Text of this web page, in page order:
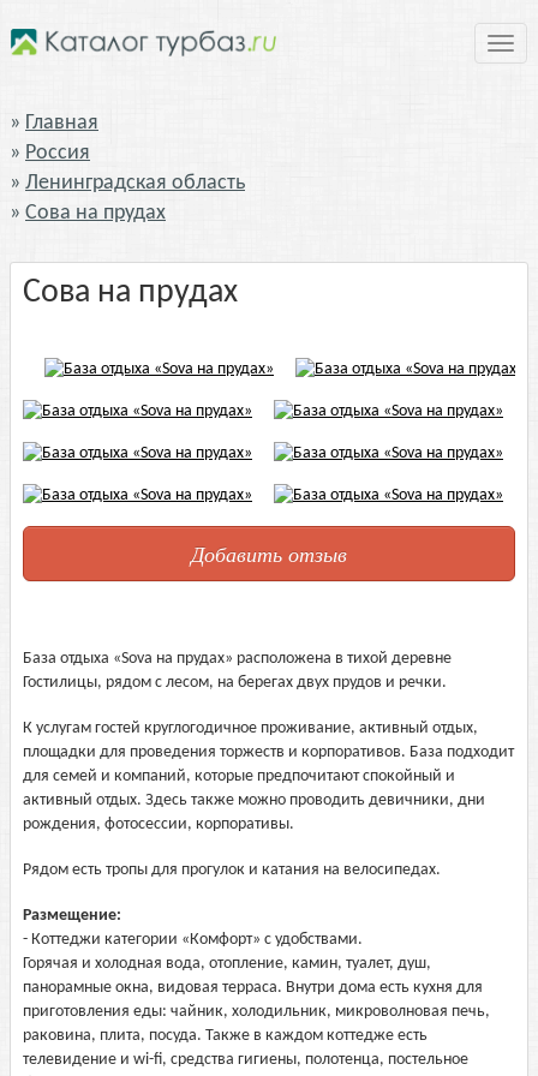
Главная
Россия
Ленинградская область
Сова на прудах
Сова на прудах
Добавить отзыв
База отдыха «Sova на прудах» расположена в тихой деревне
Гостилицы, рядом с лесом, на берегах двух прудов и речки.
К услугам гостей круглогодичное проживание, активный отдых,
площадки для проведения торжеств и корпоративов. База подходит
для семей и компаний, которые предпочитают спокойный и
активный отдых. Здесь также можно проводить девичники, дни
рождения, фотосессии, корпоративы.
Рядом есть тропы для прогулок и катания на велосипедах.
Размещение:
- Коттеджи категории «Комфорт» с удобствами.
Горячая и холодная вода, отопление, камин, туалет, душ,
панорамные окна, видовая терраса. Внутри дома есть кухня для
приготовления еды: чайник, холодильник, микроволновая печь,
раковина, плита, посуда. Также в каждом коттедже есть
телевидение и wi-fi, средства гигиены, полотенца, постельное